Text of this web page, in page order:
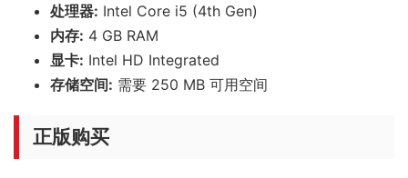
处理器: Intel Core i5 (4th Gen)
内存: 4 GB RAM
显卡: Intel HD Integrated
存储空间: 需要 250 MB 可用空间
正版购买